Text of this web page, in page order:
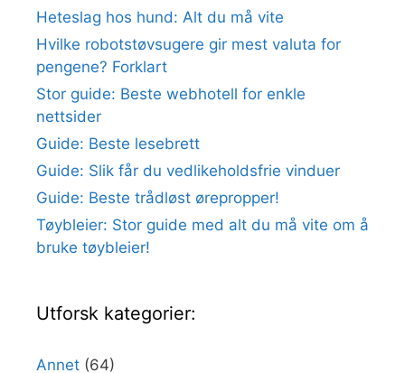
Heteslag hos hund: Alt du må vite
Hvilke robotstøvsugere gir mest valuta for
pengene? Forklart
Stor guide: Beste webhotell for enkle
nettsider
Guide: Beste lesebrett
Guide: Slik får du vedlikeholdsfrie vinduer
Guide: Beste trådløst ørepropper!
Tøybleier: Stor guide med alt du må vite om å
bruke tøybleier!
Utforsk kategorier:
Annet (64)